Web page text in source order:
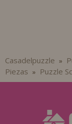
Casadelpuzzle »
Piezas » Puzzle